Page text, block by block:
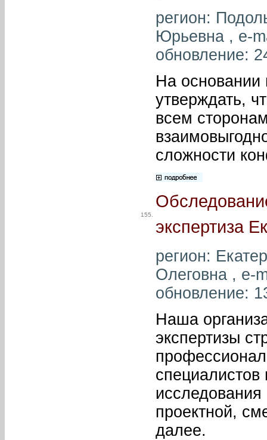
регион:
Юрьевна , e-
обновление:
На основании
утверждать,
всем
сложности
155.
экспертиза
регион:
Олеговна , e-
обновление:
Наша
экспертизы
специалистов
исследования
проектной,
далее.